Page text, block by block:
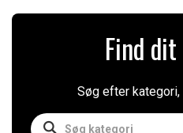
Find
Søg efter